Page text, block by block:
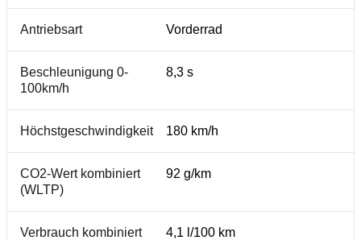
Antriebsart Vorderrad
Beschleunigung 0-
100km/h
8,3 s
Höchstgeschwindigkeit 180 km/h
CO2-Wert kombiniert
(WLTP)
92 g/km
Verbrauch kombiniert 4,1 l/100 km